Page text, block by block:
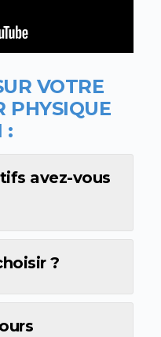
VOTRE
PHYSIQUE
:
avez-vous
?